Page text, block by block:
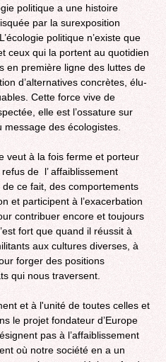
politique a une histoire
par la surexposition
politique n’existe que
ceux qui la portent au quotidien
en première ligne des luttes de
d’alternatives concrètes, élu-
Cette force vive de
elle est l’ossature sur
des écologistes.
veut à la fois ferme et porteur
de l’ affaiblissement
de ce fait, des comportements
et participent à l’exacerbation
contribuer encore et toujours
fort que quand il réussit à
aux cultures diverses, à
forger des positions
qui nous traversent.
et à l'unité de toutes celles et
le projet fondateur d’Europe
pas à l’affaiblissement
où notre société en a un